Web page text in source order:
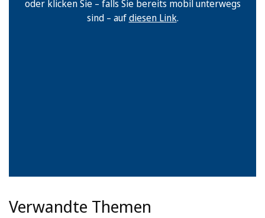
oder klicken Sie – falls Sie bereits mobil unterwegs
sind – aufdiesen Link.
Verwandte Themen